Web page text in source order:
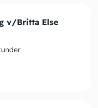
v/Britta Else